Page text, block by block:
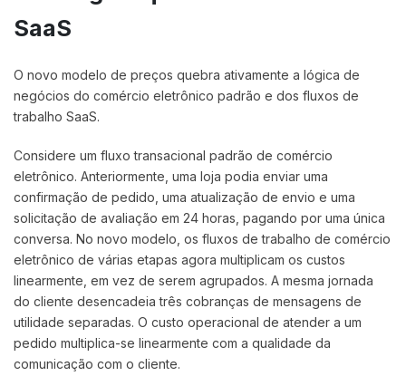
SaaS
O novo modelo de preços quebra ativamente a lógica de
negócios do comércio eletrônico padrão e dos fluxos de
trabalho SaaS.
Considere um fluxo transacional padrão de comércio
eletrônico. Anteriormente, uma loja podia enviar uma
confirmação de pedido, uma atualização de envio e uma
solicitação de avaliação em 24 horas, pagando por uma única
conversa. No novo modelo, os fluxos de trabalho de comércio
eletrônico de várias etapas agora multiplicam os custos
linearmente, em vez de serem agrupados. A mesma jornada
do cliente desencadeia três cobranças de mensagens de
utilidade separadas. O custo operacional de atender a um
pedido multiplica-se linearmente com a qualidade da
comunicação com o cliente.